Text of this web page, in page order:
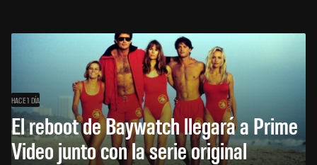
HACE 1 DÍA
El reboot de Baywatch llegará a Prime
Video junto con la serie original